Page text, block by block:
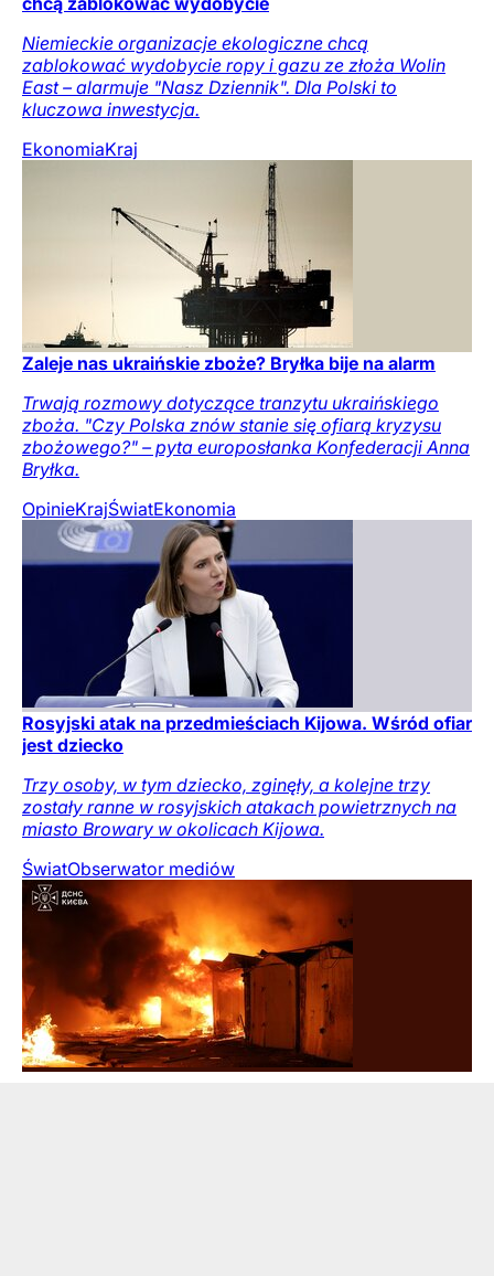
Niemieckie organizacje ekologiczne chcą
zablokować wydobycie ropy i gazu ze złoża Wolin
East – alarmuje "Nasz Dziennik". Dla Polski to
kluczowa inwestycja.
EkonomiaKraj
Zaleje nas ukraińskie zboże? Bryłka bije na alarm
Trwają rozmowy dotyczące tranzytu ukraińskiego
zboża. "Czy Polska znów stanie się ofiarą kryzysu
zbożowego?" – pyta europosłanka Konfederacji Anna
Bryłka.
OpinieKrajŚwiatEkonomia
Rosyjski atak na przedmieściach Kijowa. Wśród ofiar
jest dziecko
Trzy osoby, w tym dziecko, zginęły, a kolejne trzy
zostały ranne w rosyjskich atakach powietrznych na
miasto Browary w okolicach Kijowa.
ŚwiatObserwator mediów